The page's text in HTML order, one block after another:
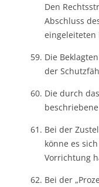
Den
Abschluss
eingeleiteten
Die
der
Die durch
Bei der
könne es
Vorrichtung
Bei der